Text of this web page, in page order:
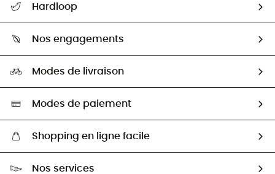
Guide des tailles
Seconde Main
Aide & Contact
Hardloop
HardGuides
Nos engagements
Sélection éco-responsable
Modes de livraison
Modes de paiement
Shopping en ligne facile
Nos services